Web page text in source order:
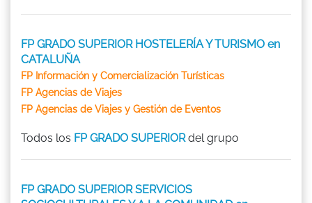
FP GRADO SUPERIOR HOSTELERÍA Y TURISMO en
CATALUÑA
FP Información y Comercialización Turísticas
FP Agencias de Viajes
FP Agencias de Viajes y Gestión de Eventos
Todos los FP GRADO SUPERIORdel grupo
FP GRADO SUPERIOR SERVICIOS